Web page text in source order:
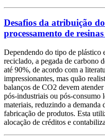
Desafios da atribuição
processamento de
Dependendo do tipo de plástico
reciclado, a pegada de carbono
até 90%, de acordo com a
impressionantes, mas quão
balanços de CO2 devem
pós-industriais ou pós-consumo
materiais, reduzindo a demanda
fabricação de produtos. Esta
alocação de créditos e